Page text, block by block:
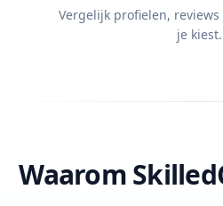
Vergelijk profielen,
je kiest.
Waarom